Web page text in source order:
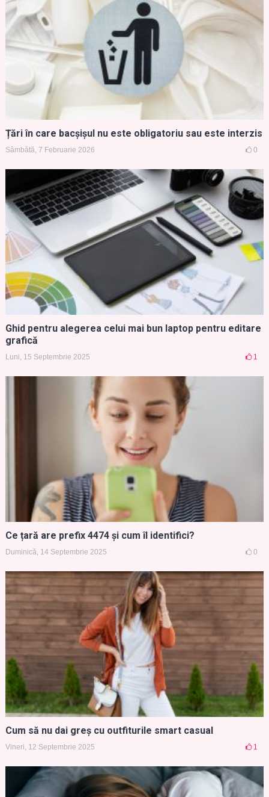
Țări în care bacșișul nu este obligatoriu sau este interzis
Sâmbătă, 7 Februarie 2026 0
Ghid pentru alegerea celui mai bun laptop pentru editare
grafică
Luni, 15 Septembrie 2025 1
Ce țară are prefix 4474 și cum îl identifici?
Duminică, 14 Septembrie 2025 0
Cum să nu dai greș cu outfiturile smart casual
Vineri, 12 Septembrie 2025 1